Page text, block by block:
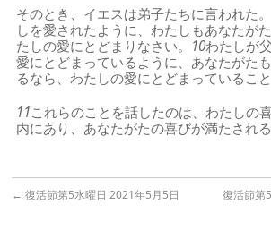
そのとき、イエスは弟子たちに言われた。
しを愛されたように、わたしもあなたが
たしの愛にとどまりなさい。 10わたしが
愛にとどまっているように、あなたがた
るなら、わたしの愛にとどまっていること
11これらのことを話したのは、わたしの
内にあり、あなたがたの喜びが満たされ
← 復活節第5水曜日 2021年5月5日 復活節第